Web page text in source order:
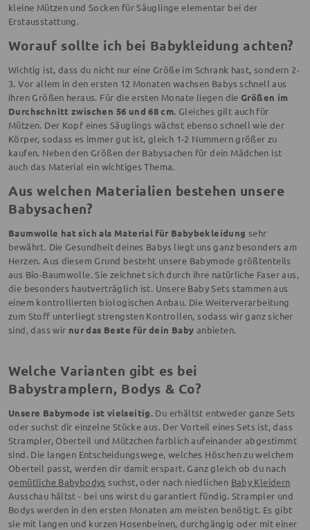
kleine Mützen und Socken für Säuglinge elementar bei der
Erstausstattung.
Worauf sollte ich bei Babykleidung achten?
Wichtig ist, dass du nicht nur eine Größe im Schrank hast, sondern 2-
3. Vor allem in den ersten 12 Monaten wachsen Babys schnell aus
ihren Größen heraus. Für die ersten Monate liegen dieGrößen im
Durchschnitt zwischen 56 und 68 cm. Gleiches gilt auch für
Mützen. Der Kopf eines Säuglings wächst ebenso schnell wie der
Körper, sodass es immer gut ist, gleich 1-2 Nummern größer zu
kaufen. Neben den Größen der Babysachen für dein Mädchen ist
auch das Material ein wichtiges Thema.
Aus welchen Materialien bestehen unsere
Babysachen?
Baumwolle hat sich als Material für Babybekleidung sehr
bewährt. Die Gesundheit deines Babys liegt uns ganz besonders am
Herzen. Aus diesem Grund besteht unsere Babymode größtenteils
aus Bio-Baumwolle. Sie zeichnet sich durch ihre natürliche Faser aus,
die besonders hautverträglich ist. Unsere Baby Sets stammen aus
einem kontrollierten biologischen Anbau. Die Weiterverarbeitung
zum Stoff unterliegt strengsten Kontrollen, sodass wir ganz sicher
sind, dass wir nur das Beste für dein Baby anbieten.
Welche Varianten gibt es bei
Babystramplern, Bodys & Co?
Unsere Babymode ist vielseitig. Du erhältst entweder ganze Sets
oder suchst dir einzelne Stücke aus. Der Vorteil eines Sets ist, dass
Strampler, Oberteil und Mützchen farblich aufeinander abgestimmt
sind. Die langen Entscheidungswege, welches Höschen zu welchem
Oberteil passt, werden dir damit erspart. Ganz gleich ob du nach
gemütliche Babybodys suchst, oder nach niedlichen Baby Kleidern
Ausschau hältst - bei uns wirst du garantiert fündig. Strampler und
Bodys werden in den ersten Monaten am meisten benötigt. Es gibt
sie mit langen und kurzen Hosenbeinen, durchgängig oder mit einer